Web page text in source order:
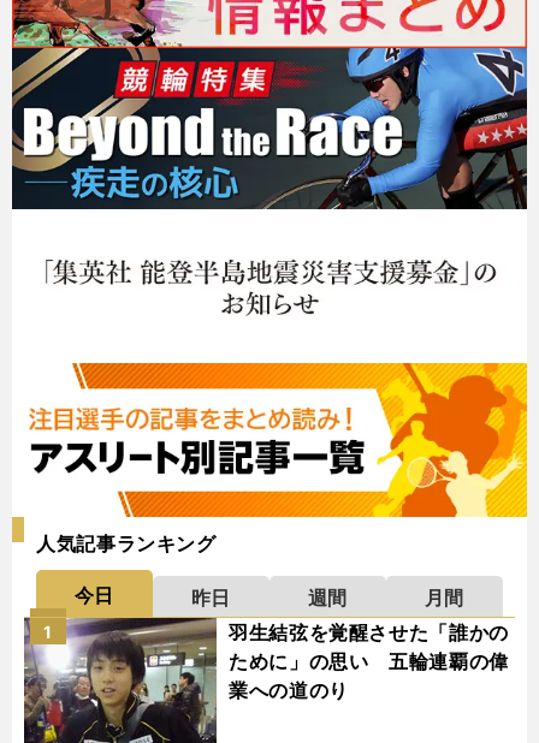
人気記事ランキング
今日 昨日 週間
月間
羽生結弦を覚醒させた「誰かの
ために」の思い 五輪連覇の偉
業への道のり
1